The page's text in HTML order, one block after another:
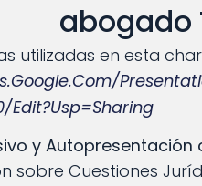
abogado
utilizadas en esta
edit?usp=sharing
y
sobre Cuestiones